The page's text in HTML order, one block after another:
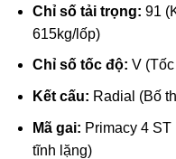
Chỉ số tải trọng: 91
615kg/lốp)
Chỉ số tốc độ: V
Kết cấu: Radial (Bố
Mã gai: Primacy 4
tĩnh lặng)